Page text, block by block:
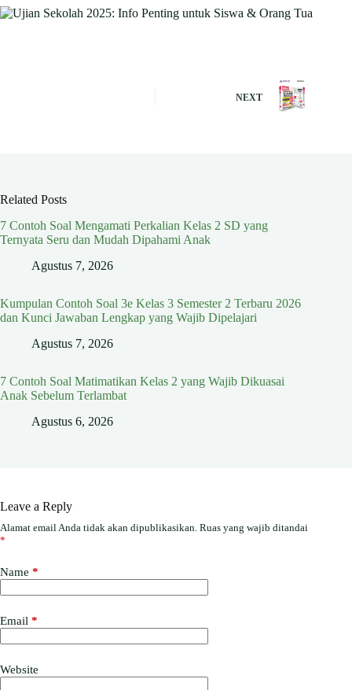
NEXT
Related Posts
7 Contoh Soal Mengamati Perkalian Kelas 2 SD yang
Ternyata Seru dan Mudah Dipahami Anak
Agustus 7, 2026
Kumpulan Contoh Soal 3e Kelas 3 Semester 2 Terbaru 2026
dan Kunci Jawaban Lengkap yang Wajib Dipelajari
Agustus 7, 2026
7 Contoh Soal Matimatikan Kelas 2 yang Wajib Dikuasai
Anak Sebelum Terlambat
Agustus 6, 2026
Leave a Reply
Alamat email Anda tidak akan dipublikasikan. Ruas yang wajib ditandai
*
Name *
Email *
Website